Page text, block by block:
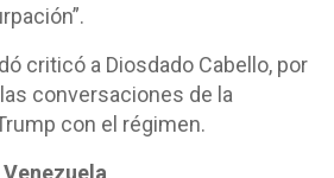
criticó a Diosdado Cabello, por
conversaciones de la
con el régimen.